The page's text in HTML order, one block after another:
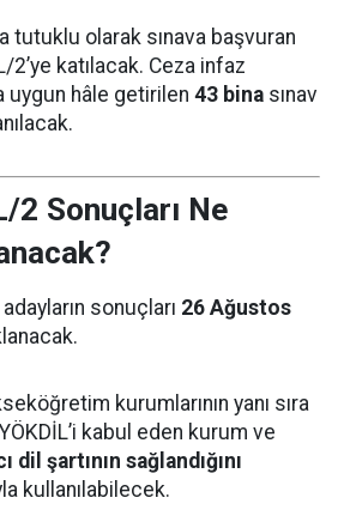
tutuklu olarak sınava başvuran
2’ye katılacak. Ceza infaz
uygun hâle getirilen 43 bina sınav
2 Sonuçları Ne
sonuçları 26 Ağustos
kurumlarının yanı sıra
kabul eden kurum ve
dil şartının sağlandığını
kullanılabilecek.